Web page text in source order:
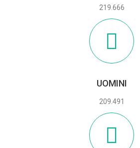
219.666
UOMINI
209.491